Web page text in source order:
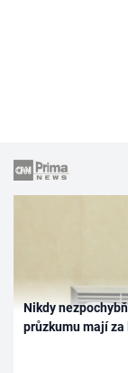
Nikdy
průzkumu mají